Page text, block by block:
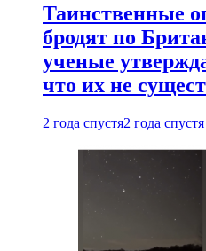
Таинственные
бродят по
ученые
что их не
2 года спустя2 года спустя